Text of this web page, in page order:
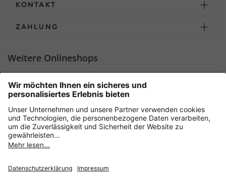
KONTAKT
ZAHLUNG
Weitere Onlineshops
Sicher einkaufen mit